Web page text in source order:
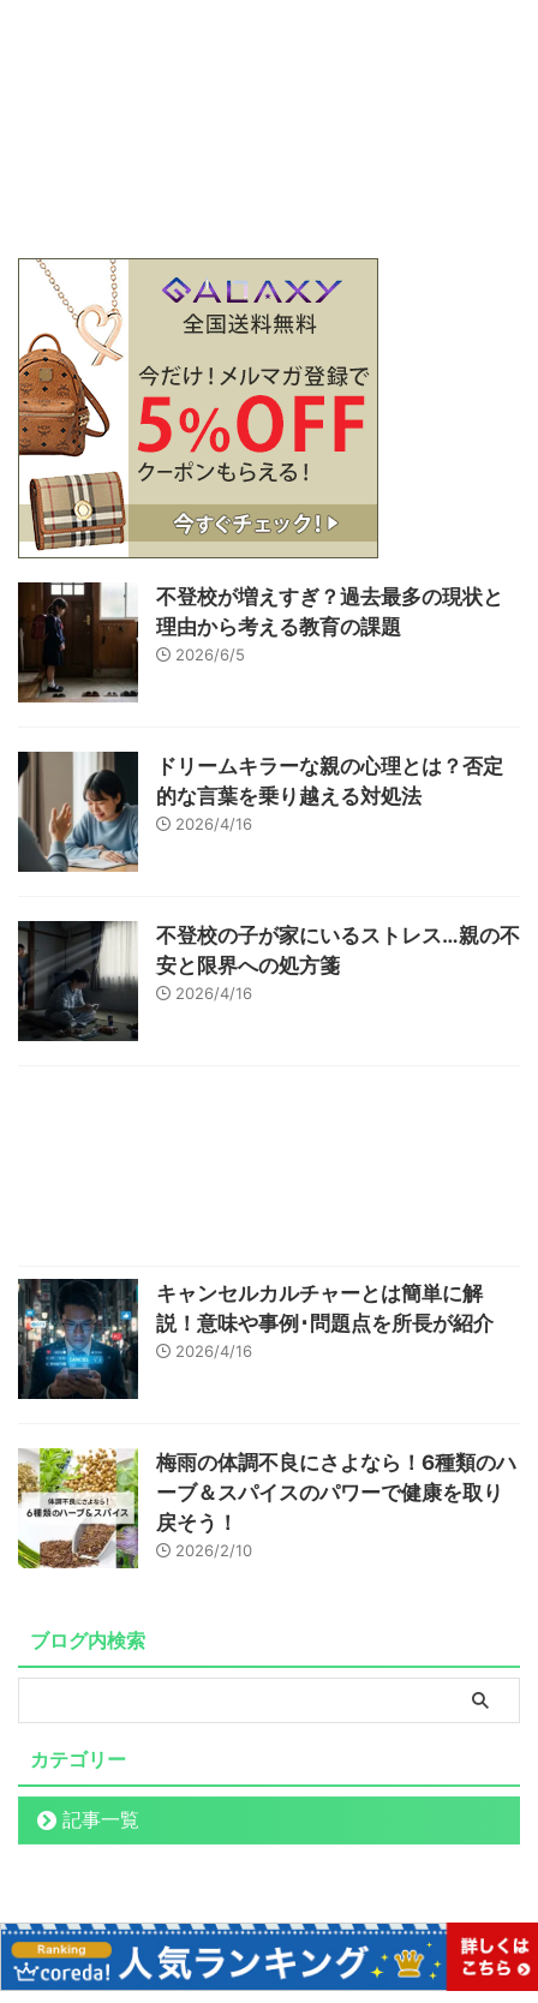
不登校が増えすぎ？過去最多の現状と
理由から考える教育の課題
2026/6/5
ドリームキラーな親の心理とは？否定
的な言葉を乗り越える対処法
2026/4/16
不登校の子が家にいるストレス…親の不
安と限界への処方箋
2026/4/16
キャンセルカルチャーとは簡単に解
説！意味や事例･問題点を所長が紹介
2026/4/16
梅雨の体調不良にさよなら！6種類のハ
ーブ＆スパイスのパワーで健康を取り
戻そう！
2026/2/10
ブログ内検索
カテゴリー
記事一覧